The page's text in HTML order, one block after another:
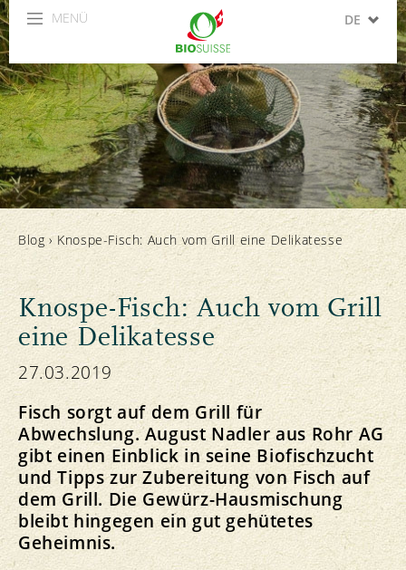
MENÜ DE
IT
EN
ES
Blog› Knospe-Fisch: Auch vom Grill eine Delikatesse
Knospe-Fisch: Auch vom Grill
eine Delikatesse
27.03.2019
Fisch sorgt auf dem Grill für
Abwechslung. August Nadler aus Rohr AG
gibt einen Einblick in seine Biofischzucht
und Tipps zur Zubereitung von Fisch auf
dem Grill. Die Gewürz-Hausmischung
bleibt hingegen ein gut gehütetes
Geheimnis.